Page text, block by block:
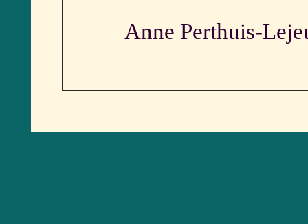
Anne Perthuis-